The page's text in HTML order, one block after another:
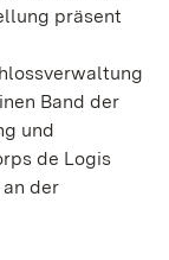
präsent
Band der
und
de Logis
der